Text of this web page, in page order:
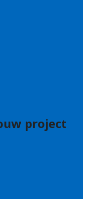
project